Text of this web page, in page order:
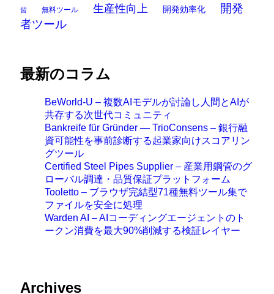
習 無料ツール 生産性向上 開発効率化
開発
者ツール
最新のコラム
BeWorld-U – 複数AIモデルが討論し人間とAIが
共存する次世代コミュニティ
Bankreife für Gründer — TrioConsens – 銀行融
資可能性を事前診断する起業家向けスコアリン
グツール
Certified Steel Pipes Supplier – 産業用鋼管のグ
ローバル調達・品質保証プラットフォーム
Tooletto – ブラウザ完結型71種無料ツール集で
ファイルを安全に処理
Warden AI – AIコーディングエージェントのト
ークン消費を最大90%削減する検証レイヤー
Archives